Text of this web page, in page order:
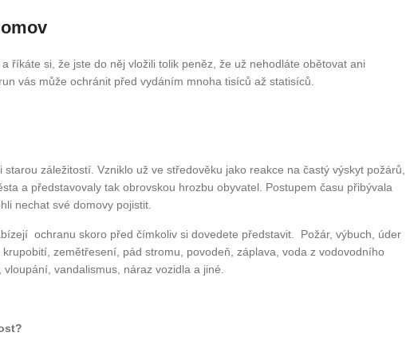
říkáte si, že jste do něj vložili tolik peněz, že už nehodláte obětovat ani
vás může ochránit před vydáním mnoha tisíců až statisíců.
starou záležitostí. Vzniklo už ve středověku jako reakce na častý výskyt požárů,
a představovaly tak obrovskou hrozbu obyvatel. Postupem času přibývala
nechat své domovy pojistit.
ochranu skoro před čímkoliv si dovedete představit.
Požár, výbuch, úder
zemětřesení, pád stromu, povodeň, záplava, voda z vodovodního
vandalismus, náraz vozidla a jiné.